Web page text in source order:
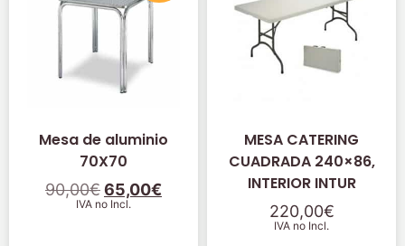
Mesa de aluminio
70X70
90,00€65,00€
IVA no Incl.
MESA CATERING
CUADRADA 240×86,
INTERIOR INTUR
220,00€
IVA no Incl.